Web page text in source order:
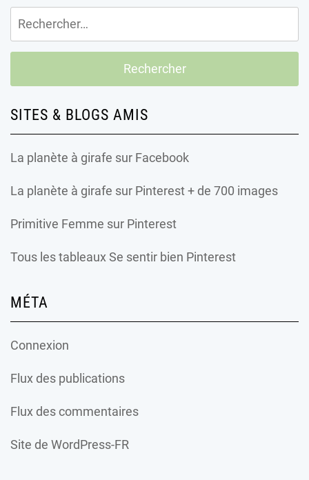
Rechercher :
SITES & BLOGS AMIS
La planète à girafe sur Facebook
La planète à girafe sur Pinterest + de 700 images
Primitive Femme sur Pinterest
Tous les tableaux Se sentir bien Pinterest
MÉTA
Connexion
Flux des publications
Flux des commentaires
Site de WordPress-FR